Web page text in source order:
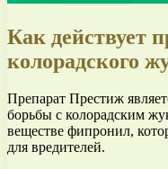
Как действует
колорадского
Препарат Престиж
борьбы с колорадским
веществе фипронил,
для вредителей.